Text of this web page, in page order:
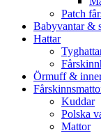
Patch
Babyvantar &
Hattar
Örmuff &
Kuddar
Polska
Mattor